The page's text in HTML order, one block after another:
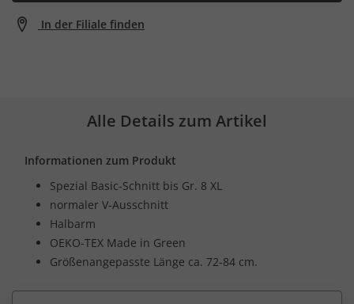
In der Filiale finden
Alle Details zum Artikel
Informationen zum Produkt
Spezial Basic-Schnitt bis Gr. 8 XL
normaler V-Ausschnitt
Halbarm
OEKO-TEX Made in Green
Größenangepasste Länge ca. 72-84 cm.